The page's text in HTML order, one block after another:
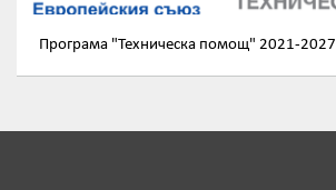
Програма "Техническа помощ" 2021-2027